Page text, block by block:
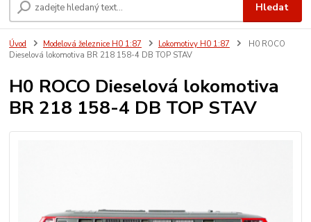
Hledat
Úvod Modelová železnice H0 1:87 Lokomotivy H0 1:87
H0 ROCO
Dieselová lokomotiva BR 218 158-4 DB TOP STAV
H0 ROCO Dieselová lokomotiva
BR 218 158-4 DB TOP STAV